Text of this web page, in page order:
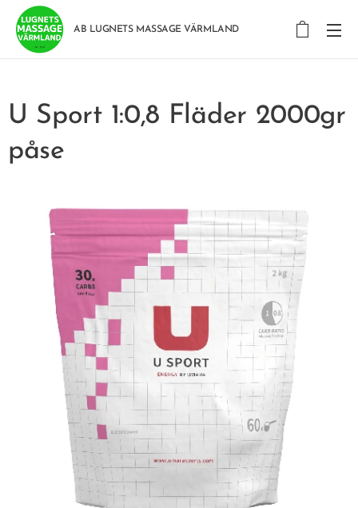
AB LUGNETS MASSAGE VÄRMLAND
U Sport 1:0,8 Fläder 2000gr
påse